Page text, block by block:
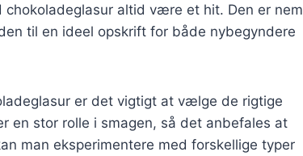
altid være et hit. Den er nem
til en ideel opskrift for både nybegyndere
er det vigtigt at vælge de rigtige
en stor rolle i smagen, så det anbefales at
man eksperimentere med forskellige typer